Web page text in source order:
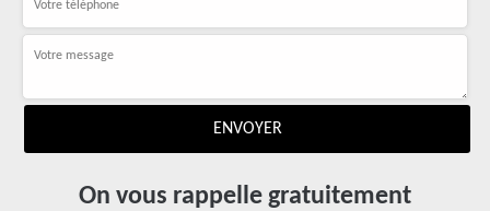
On vous rappelle gratuitement